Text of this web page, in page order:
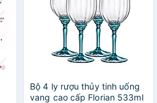
Bộ 4 ly rượu thủy tinh uống
vang cao cấp Florian 533ml